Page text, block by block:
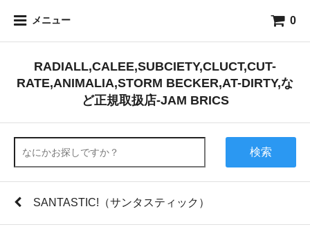
メニュー 0
RADIALL,CALEE,SUBCIETY,CLUCT,CUT-
RATE,ANIMALIA,STORM BECKER,AT-DIRTY,な
ど正規取扱店-JAM BRICS
検索
SANTASTIC!（サンタスティック）